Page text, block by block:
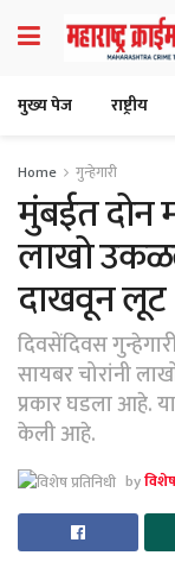
मुख्य पेज राष्ट्रीय
Home गुन्हेगारी
मुंबईत दोन
लाखो
दाखवून लूट
दिवसेंदिवस
सायबर चोरांनी
प्रकार घडला आहे.
केली आहे.
by